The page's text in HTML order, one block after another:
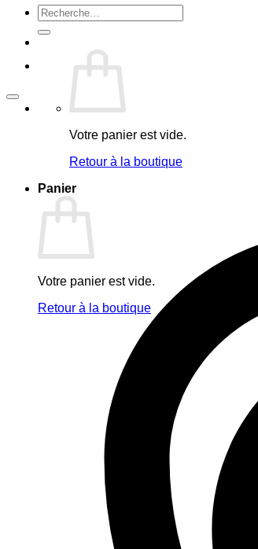
Recherche
pour :
Votre panier est vide.
Retour à la boutique
Panier
Votre panier est vide.
Retour à la boutique